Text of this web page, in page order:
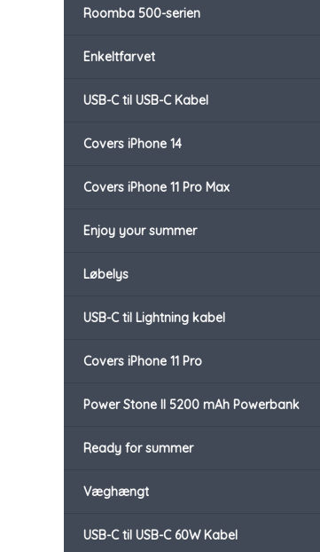
Roomba 500-serien
Enkeltfarvet
USB-C til USB-C Kabel
Covers iPhone 14
Covers iPhone 11 Pro Max
Enjoy your summer
Løbelys
USB-C til Lightning kabel
Covers iPhone 11 Pro
Power Stone II 5200 mAh Powerbank
Ready for summer
Væghængt
USB-C til USB-C 60W Kabel